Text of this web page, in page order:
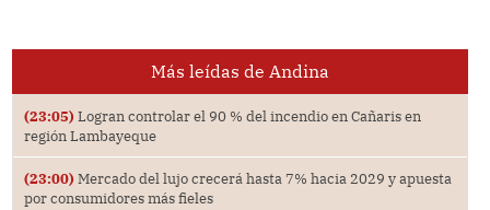
Más leídas de Andina
(23:05) Logran controlar el 90 % del incendio en Cañaris en
región Lambayeque
(23:00) Mercado del lujo crecerá hasta 7% hacia 2029 y apuesta
por consumidores más fieles